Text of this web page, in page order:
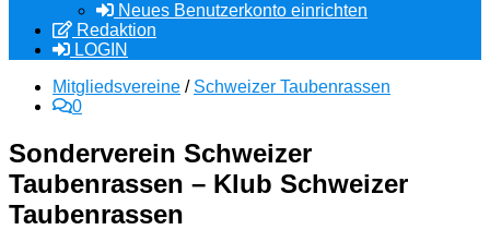
Neues Benutzerkonto einrichten
Redaktion
LOGIN
Mitgliedsvereine / Schweizer Taubenrassen
0
Sonderverein Schweizer
Taubenrassen – Klub Schweizer
Taubenrassen